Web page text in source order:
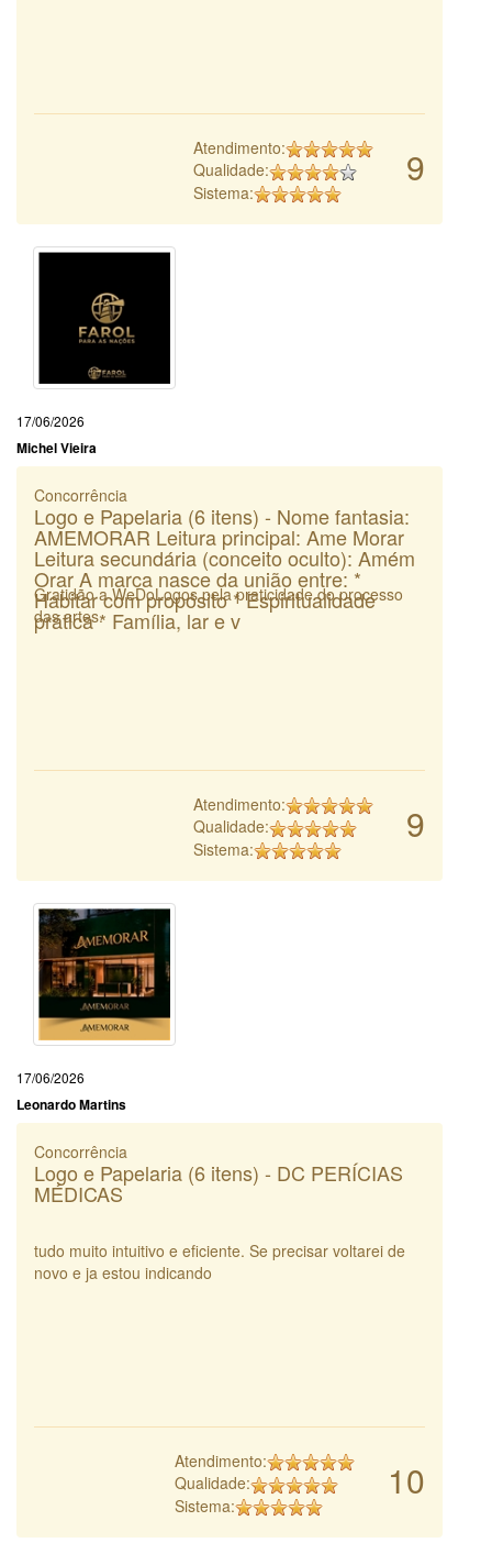
9
Atendimento:
Qualidade:
Sistema:
17/06/2026
Michel Vieira
Concorrência
Logo e Papelaria (6 itens) - Nome fantasia:
AMEMORAR Leitura principal: Ame Morar
Leitura secundária (conceito oculto): Amém
Orar A marca nasce da união entre: *
Habitar com propósito * Espiritualidade
prática * Família, lar e v
Gratidão a WeDoLogos pela praticidade do processo
das artes.
9
Atendimento:
Qualidade:
Sistema:
17/06/2026
Leonardo Martins
Concorrência
Logo e Papelaria (6 itens) - DC PERÍCIAS
MÉDICAS
tudo muito intuitivo e eficiente. Se precisar voltarei de
novo e ja estou indicando
10
Atendimento:
Qualidade:
Sistema: